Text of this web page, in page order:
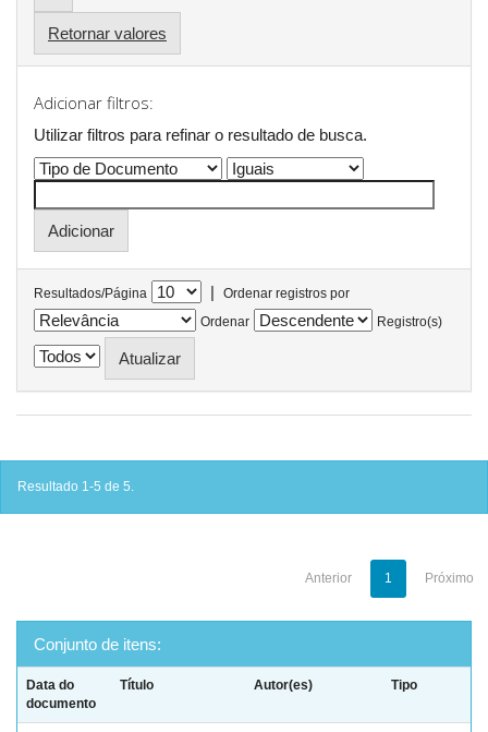
Retornar valores
Adicionar filtros:
Utilizar filtros para refinar o resultado de busca.
Resultados/Página |
Ordenar registros por
Ordenar
Registro(s)
Resultado 1-5 de 5.
Anterior 1 Próximo
Conjunto de itens:
Data do
documento
Título Autor(es) Tipo